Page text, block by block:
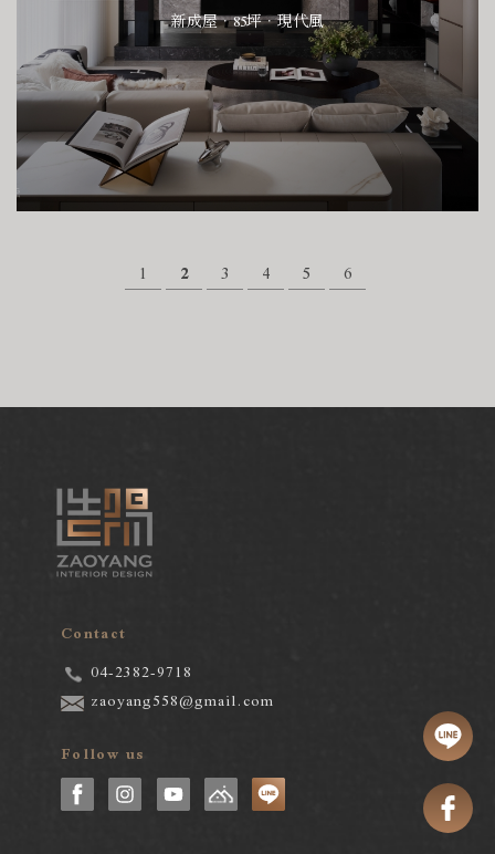
新成屋．85坪．現代風
1 2 3 4 5 6
Contact
04-2382-9718
zaoyang558@gmail.com
Follow us